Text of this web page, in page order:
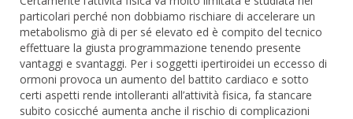
particolari perché non dobbiamo rischiare di accelerare un
metabolismo già di per sé elevato ed è compito del tecnico
effettuare la giusta programmazione tenendo presente
vantaggi e svantaggi. Per i soggetti ipertiroidei un eccesso di
ormoni provoca un aumento del battito cardiaco e sotto
certi aspetti rende intolleranti all’attività fisica, fa stancare
subito cosicché aumenta anche il rischio di complicazioni